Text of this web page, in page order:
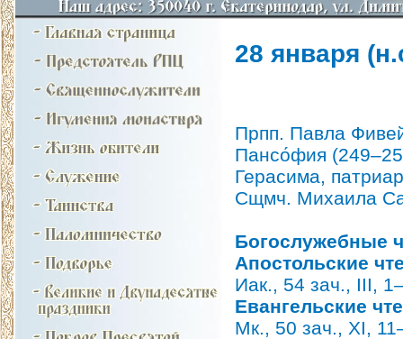
28 января
Прпп. Павла
Пансо́фия
Герасима,
Сщмч. Михаила
Богослужебные
Апостольские
Иак., 54 зач., III,
Евангельские
Мк., 50 зач., XI,